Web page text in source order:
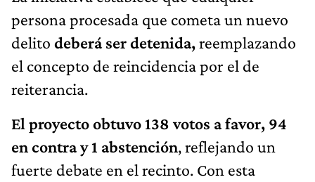
persona procesada que cometa un nuevo
delito deberá ser detenida,reemplazando
el concepto de reincidencia por el de
reiterancia.
El proyecto obtuvo 138 votos a favor, 94
en contra y 1 abstención, reflejando un
fuerte debate en el recinto. Con esta